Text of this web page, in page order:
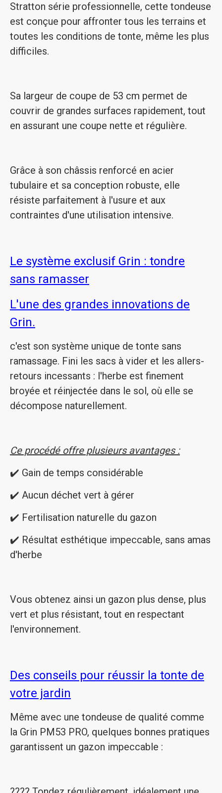
Stratton série professionnelle, cette tondeuse
est conçue pour affronter tous les terrains et
toutes les conditions de tonte, même les plus
difficiles.
Sa largeur de coupe de 53 cm permet de
couvrir de grandes surfaces rapidement, tout
en assurant une coupe nette et régulière.
Grâce à son châssis renforcé en acier
tubulaire et sa conception robuste, elle
résiste parfaitement à l'usure et aux
contraintes d'une utilisation intensive.
Le système exclusif Grin : tondre
sans ramasser
L'une des grandes innovations de
Grin.
c'est son système unique de tonte sans
ramassage. Fini les sacs à vider et les allers-
retours incessants : l'herbe est finement
broyée et réinjectée dans le sol, où elle se
décompose naturellement.
Ce procédé offre plusieurs avantages :
✔️ Gain de temps considérable
✔️ Aucun déchet vert à gérer
✔️ Fertilisation naturelle du gazon
✔️ Résultat esthétique impeccable, sans amas
d'herbe
Vous obtenez ainsi un gazon plus dense, plus
vert et plus résistant, tout en respectant
l'environnement.
Des conseils pour réussir la tonte de
votre jardin
Même avec une tondeuse de qualité comme
la Grin PM53 PRO, quelques bonnes pratiques
garantissent un gazon impeccable :